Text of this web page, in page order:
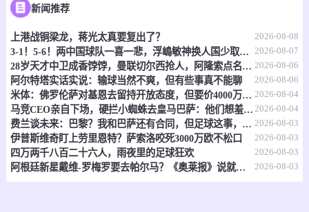
马卡瑟尔女足
情报
澳威女超 08-08 13:00 直播中
A.P.I.A莱洽德女足 0 - 0 格拉德斯维尔乌鸦女足
情报
澳威女超 08-08 13:00 直播中
新闻推荐
上港战铜梁龙，蒋光太真要复出了？ 2026-08-08
3-1！5-6！两中国球队一喜一悲，浮嶋敏神换人国少取胜，上海惜败 2026-08-07
28岁天才中卫成香饽饽，曼联切尔西抢人，阿隆索点名要买 2026-08-06
阿尔特塔实话实说：输球当然不爽，但有些事真不能聊 2026-08-06
米体：佛罗伦萨对基恩去留持开放态度，但要价4000万欧元起步 2026-08-04
马竞CEO亲自下场，硬拦小蜘蛛去皇马巴萨：他们想羞辱我们！ 2026-08-04
费兰谈未来：巴黎？我和巴萨还有合同，但足球这事，谁说得准呢 2026-08-03
伊普斯维奇盯上劳里恩特？萨索洛咬死3000万欧不松口 2026-08-03
四万两千八百二十六人，雨夜里的足球狂欢 2026-08-03
阿根廷新星戴维-罗梅罗要去帕尔马？《奥莱报》说就差临门一脚了 2026-08-03